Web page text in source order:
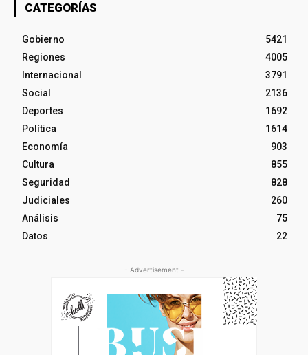
CATEGORÍAS
Gobierno
5421
Regiones
4005
Internacional
3791
Social
2136
Deportes
1692
Política
1614
Economía
903
Cultura
855
Seguridad
828
Judiciales
260
Análisis
75
Datos
22
- Advertisement -